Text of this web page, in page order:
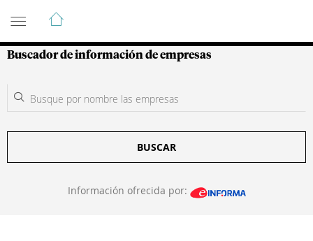
Guía de Empresas Colombianas
Buscador de información de empresas
BUSCAR
Información ofrecida por: